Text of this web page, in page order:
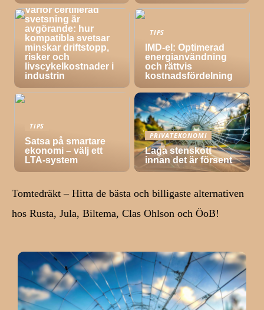
Varför certifierad
svetsning är
avgörande: hur
kompatibla svetsar
minskar driftstopp,
risker och
livscykelkostnader i
industrin
TIPS
IMD-el: Optimerad
energianvändning
och rättvis
kostnadsfördelning
TIPS
Satsa på smartare
ekonomi – välj ett
LTA-system
PRIVATEKONOMI
Laga stenskott
innan det är försent
Tomtedräkt – Hitta de bästa och billigaste alternativen
hos Rusta, Jula, Biltema, Clas Ohlson och ÖoB!